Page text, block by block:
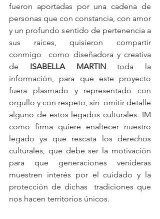
fueron aportadas por una cadena de
personas que con constancia, con amor
y un profundo sentido de pertenencia a
sus raíces, quisieron compartir
conmigo  como diseñadora y creativa
de ISABELLA MARTIN toda la
información, para que este proyecto
fuera plasmado y representado con
orgullo y con respeto, sin  omitir detalle
alguno de estos legados culturales. IM
como firma quiere enaltecer nuestro
legado ya que rescata los derechos
culturales, que debe ser la motivación
para que generaciones venideras
muestren interés por el cuidado y la
protección de dichas  tradiciones que
nos hacen territorios únicos.